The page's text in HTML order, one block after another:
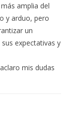
amplia del
y arduo, pero
un
expectativas y
mis dudas